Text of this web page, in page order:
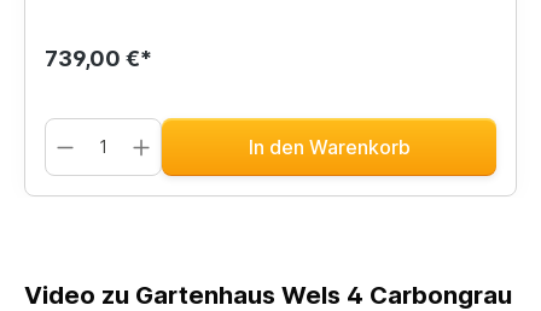
739,00 €*
In den Warenkorb
Video zu Gartenhaus Wels 4 Carbongrau